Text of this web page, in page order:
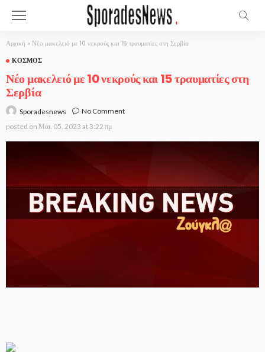
Αρχική » Νέο μακελειό με 10 νεκρούς και 15 τραυματίες στη Σερβία
ΚΌΣΜΟΣ
Νέο μακελειό με 10 νεκρούς και 15 τραυματίες στη
Σερβία
Sporadesnews
No Comment
posted on Μάι. 05, 2023 at 3:22 πμ